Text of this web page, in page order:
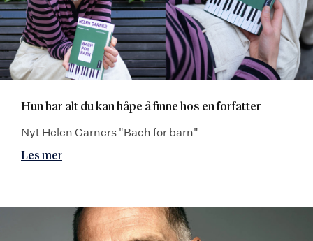
Hun har alt du kan håpe å finne hos en forfatter
Nyt Helen Garners "Bach for barn"
Les mer